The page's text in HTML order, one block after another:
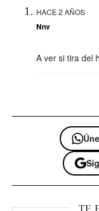
HACE 2 AÑOS
Nnv
A ver si tira del